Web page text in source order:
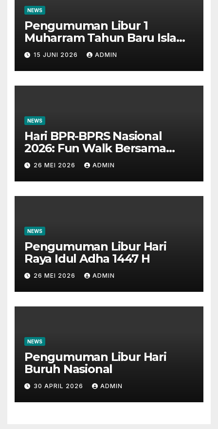
NEWS
Pengumuman Libur 1
Muharram Tahun Baru Islam
1448H
15 JUNI 2026 ADMIN
NEWS
Hari BPR-BPRS Nasional
2026: Fun Walk Bersama
Masyarakat dan Insan
Perbankan
26 MEI 2026 ADMIN
NEWS
Pengumuman Libur Hari
Raya Idul Adha 1447 H
26 MEI 2026 ADMIN
NEWS
Pengumuman Libur Hari
Buruh Nasional
30 APRIL 2026 ADMIN